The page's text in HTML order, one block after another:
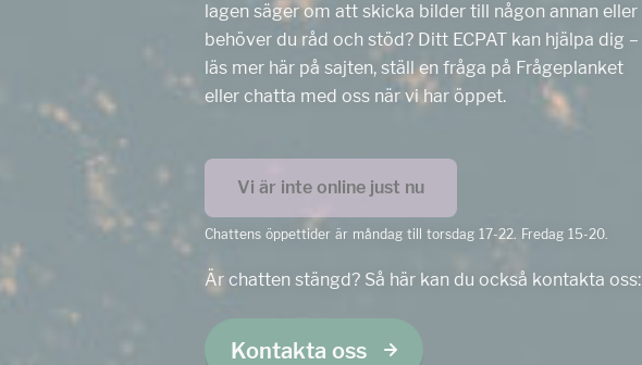
lagen säger om att skicka bilder till någon annan eller
behöver du råd och stöd? Ditt ECPAT kan hjälpa dig –
läs mer här på sajten, ställ en fråga på Frågeplanket
eller chatta med oss när vi har öppet.
Vi är inte online just nu
Chattens öppettider är måndag till torsdag 17-22. Fredag 15-20.
Är chatten stängd? Så här kan du också kontakta oss:
Kontakta oss